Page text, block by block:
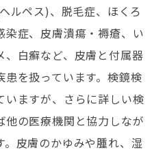
ルペス)、脱毛症、ほくろ
染症、皮膚潰瘍・褥瘡、い
、白癬など、皮膚と付属器
患を扱っています。検鏡検
いますが、さらに詳しい検
の医療機関と協力しなが
皮膚のかゆみや腫れ、湿